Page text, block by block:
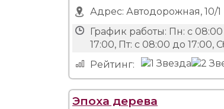
Адрес: Автодорожная, 10/1
График работы: Пн: с 08:00
17:00, Пт: с 08:00 до 17:00,
Рейтинг:
Эпоха дерева